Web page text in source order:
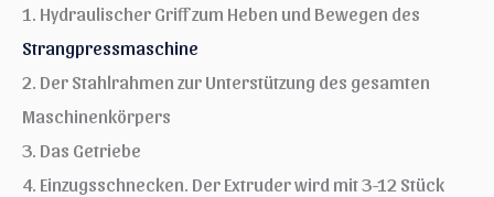
1. Hydraulischer Griff zum Heben und Bewegen des
Strangpressmaschine
2. Der Stahlrahmen zur Unterstützung des gesamten
Maschinenkörpers
3. Das Getriebe
4. Einzugsschnecken. Der Extruder wird mit 3-12 Stück